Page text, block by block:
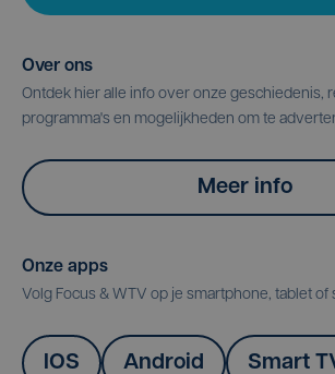
Over ons
Ontdek hier alle info over onze geschiedenis,
programma's en mogelijkheden om te
Meer info
Onze apps
Volg Focus & WTV op je smartphone, tablet of
IOS Android Smart